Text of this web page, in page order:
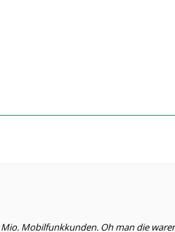
Mobilfunkkunden. Oh man die